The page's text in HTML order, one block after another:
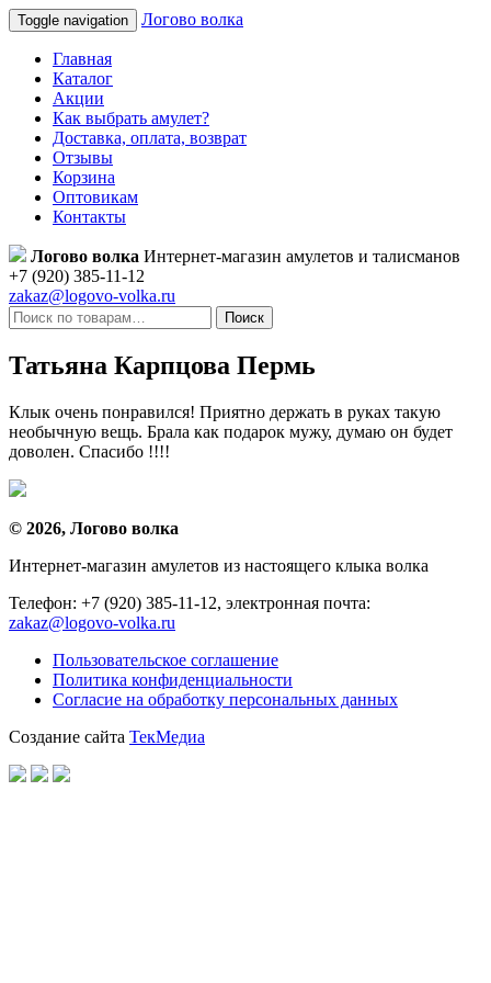
Toggle navigation Логово волка
Главная
Каталог
Акции
Как выбрать амулет?
Доставка, оплата, возврат
Отзывы
Корзина
Оптовикам
Контакты
Логово волка Интернет-магазин амулетов и талисманов
+7 (920) 385-11-12
zakaz@logovo-volka.ru
Поиск
Татьяна Карпцова Пермь
Клык очень понравился! Приятно держать в руках такую
необычную вещь. Брала как подарок мужу, думаю он будет
доволен. Спасибо !!!!
© 2026, Логово волка
Интернет-магазин амулетов из настоящего клыка волка
Телефон: +7 (920) 385-11-12, электронная почта:
zakaz@logovo-volka.ru
Пользовательское соглашение
Политика конфиденциальности
Согласие на обработку персональных данных
Создание сайта ТекМедиа